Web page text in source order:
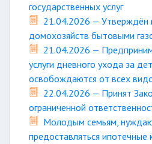
государственных услуг
21.04.2026 — Утверждён
домохозяйств бытовыми
21.04.2026 —
услуги дневного ухода за
освобождаются от всех
22.04.2026 — Принят
ограниченной
Молодым семьям,
предоставляться ипотечные